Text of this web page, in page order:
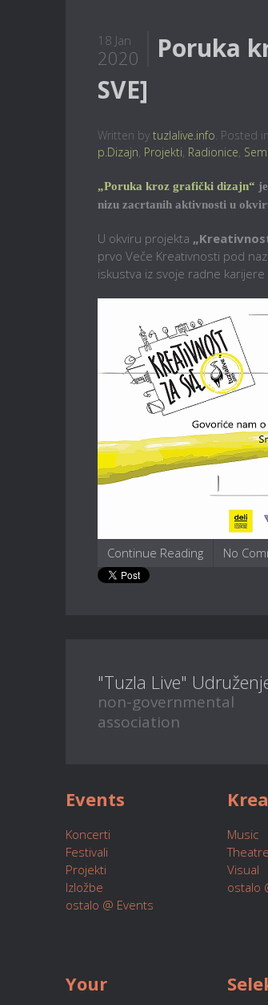
18 Jan
2020
Poruka
SVE]
Written by tuzlalive.info. Posted in
p.Dizajn, Projekti, Radionice,
„Poruka kroz grafički dizajn“
nizu zacrtanih aktivnosti u
U okviru projekta
prvo Veče Kreativnosti pod
iskustva iz svoje radne
Continue Reading No
"Tuzla Live"
non-governmental
association
Events
Koncerti
Festivali
Projekti
Izložbe
ostalo @ Events
Music
Theatre
Visual
ostalo
Your